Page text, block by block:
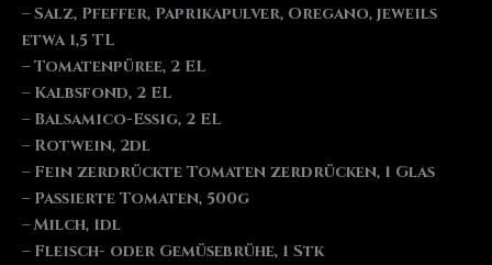
– Salz, Pfeffer, Paprikapulver, Oregano, jeweils
etwa 1,5 TL
– Tomatenpüree, 2 EL
– Kalbsfond, 2 EL
– Balsamico-Essig, 2 EL
– Rotwein, 2dl
– Fein zerdrückte Tomaten zerdrücken, 1 Glas
– Passierte Tomaten, 500g
– Milch, 1dl
– Fleisch- oder Gemüsebrühe, 1 Stk